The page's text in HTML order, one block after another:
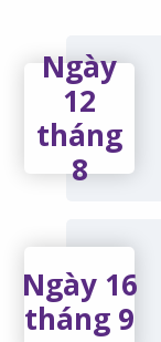
Ngày
12
tháng
8
Ngày 16
tháng 9